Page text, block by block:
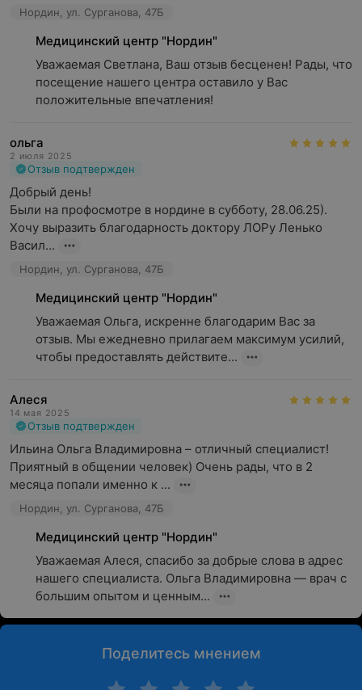
Нордин, ул. Сурганова, 47Б
Медицинский центр "Нордин"
Уважаемая Светлана, Ваш отзыв бесценен! Рады, что
посещение нашего центра оставило у Вас
положительные впечатления!
ольга
2 июля 2025
Отзыв подтвержден
Добрый день!
Были на профосмотре в нордине в субботу, 28.06.25).
Хочу выразить благодарность доктору ЛОРу Ленько
Васил...
Нордин, ул. Сурганова, 47Б
Медицинский центр "Нордин"
Уважаемая Ольга, искренне благодарим Вас за
отзыв. Мы ежедневно прилагаем максимум усилий,
чтобы предоставлять действите...
Алеся
14 мая 2025
Отзыв подтвержден
Ильина Ольга Владимировна – отличный специалист!
Приятный в общении человек) Очень рады, что в 2
месяца попали именно к ...
Нордин, ул. Сурганова, 47Б
Медицинский центр "Нордин"
Уважаемая Алеся, спасибо за добрые слова в адрес
нашего специалиста. Ольга Владимировна — врач с
большим опытом и ценным...
Поделитесь мнением